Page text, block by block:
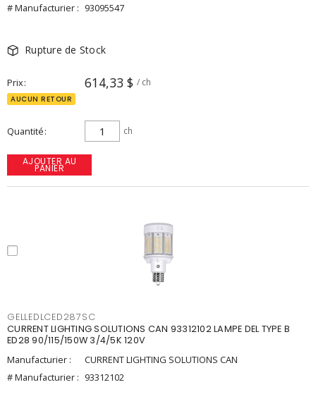
# Manufacturier : 93095547
Rupture de Stock
Prix 614,33 $ / ch
AUCUN RETOUR
Quantité ch
AJOUTER AU
PANIER
GELLEDLCED287SC
CURRENT LIGHTING SOLUTIONS CAN 93312102 LAMPE DEL TYPE B
ED28 90/115/150W 3/4/5K 120V
Manufacturier :
CURRENT LIGHTING SOLUTIONS CAN
# Manufacturier : 93312102